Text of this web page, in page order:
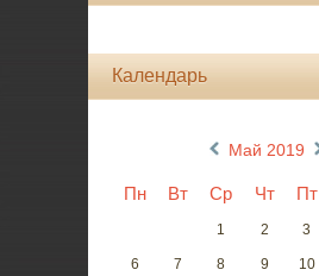
Календарь
Май 2019
Пн Вт Ср Чт Пт
1 2 3
6 7 8 9 10